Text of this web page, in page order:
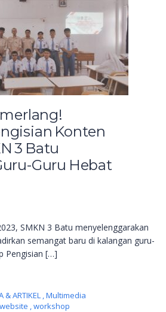
Konten
3 Batu
Guru Hebat
SMKN 3 Batu menyelenggarakan
semangat baru di kalangan guru-
Pengisian […]
& ARTIKEL ,Multimedia
website ,workshop